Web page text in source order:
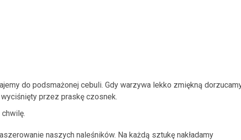
do podsmażonej cebuli. Gdy warzywa lekko zmiękną
przez praskę czosnek.
naszych naleśników. Na każdą sztukę nakładamy